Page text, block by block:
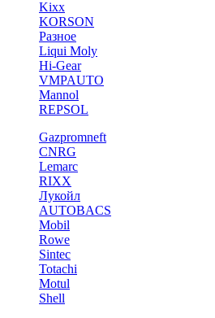
Kixx
KORSON
Разное
Liqui Moly
Hi-Gear
VMPAUTO
Mannol
REPSOL
Gazpromneft
CNRG
Lemarc
RIXX
Лукойл
AUTOBACS
Mobil
Rowe
Sintec
Totachi
Motul
Shell